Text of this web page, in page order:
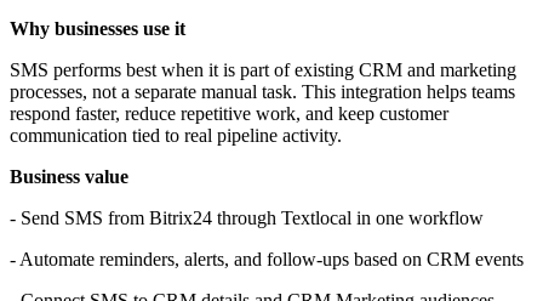
Why businesses use it
SMS performs best when it is part of existing CRM and marketing
processes, not a separate manual task. This integration helps teams
respond faster, reduce repetitive work, and keep customer
communication tied to real pipeline activity.
Business value
- Send SMS from Bitrix24 through Textlocal in one workflow
- Automate reminders, alerts, and follow-ups based on CRM events